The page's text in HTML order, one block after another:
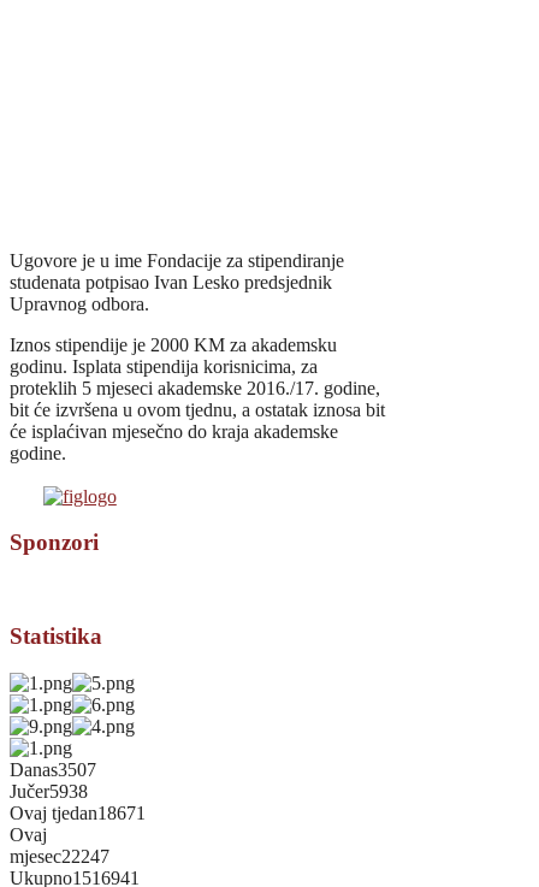
Ugovore je u ime Fondacije za stipendiranje
studenata potpisao Ivan Lesko predsjednik
Upravnog odbora.
Iznos stipendije je 2000 KM za akademsku
godinu. Isplata stipendija korisnicima, za
proteklih 5 mjeseci akademske 2016./17. godine,
bit će izvršena u ovom tjednu, a ostatak iznosa bit
će isplaćivan mjesečno do kraja akademske
godine.
Sponzori
Statistika
Danas3507
Jučer5938
Ovaj tjedan18671
Ovaj
mjesec22247
Ukupno1516941